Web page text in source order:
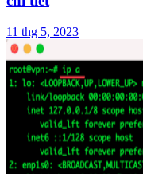
11 thg 5, 2023